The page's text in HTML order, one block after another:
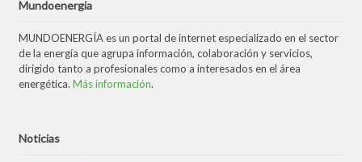
Mundoenergia
MUNDOENERGÍA es un portal de internet especializado en el sector
de la energía que agrupa información, colaboración y servicios,
dirigido tanto a profesionales como a interesados en el área
energética. Más información.
Noticias